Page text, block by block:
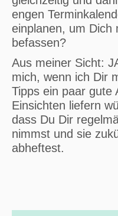
engen
einplanen, um Dich
befassen?
Aus meiner Sicht:
mich, wenn ich Dir
Tipps ein paar gute
Einsichten liefern
dass Du Dir
nimmst und sie
abheftest.